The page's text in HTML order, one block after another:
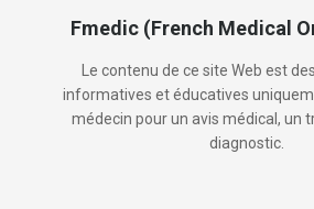
Fmedic (French Medical
Le contenu de ce site Web est
informatives et éducatives
médecin pour un avis médical, un
diagnostic.